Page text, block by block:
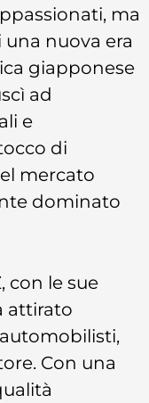
ma
una nuova era
giapponese
ad
e
di
mercato
dominato
con le sue
attirato
Con una